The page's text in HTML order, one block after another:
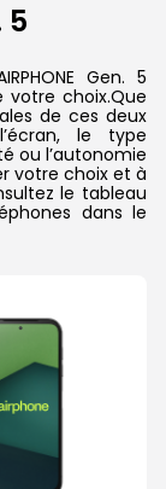
5
Gen. 5
choix.Que
de ces deux
le type
ou l’autonomie
votre choix et à
le tableau
dans le